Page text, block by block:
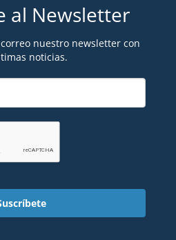
al Newsletter
nuestro newsletter con
noticias.